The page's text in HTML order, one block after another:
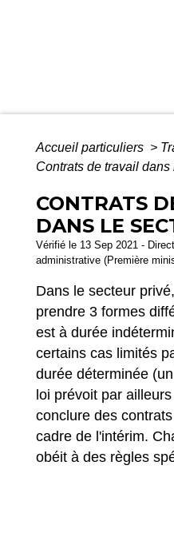
Accueil particuliers >
Contrats de travail
CONTRATS
DANS LE
Vérifié le 13 Sep 2021 -
administrative (Première
Dans le secteur
prendre 3 formes
est à durée
certains cas limités
durée déterminée
loi prévoit par
conclure des
cadre de l'intérim.
obéit à des règles